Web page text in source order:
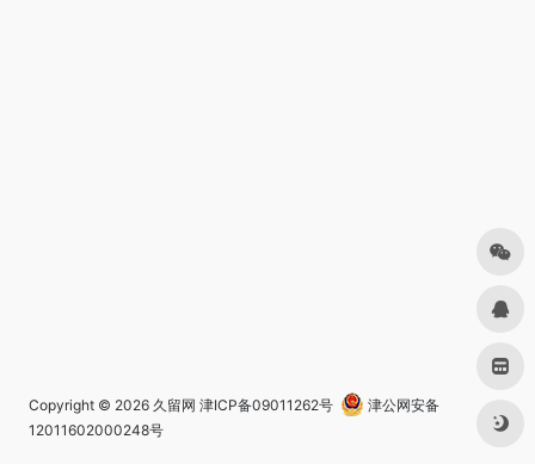
Copyright © 2026 久留网 津ICP备09011262号
津公网安备
12011602000248号